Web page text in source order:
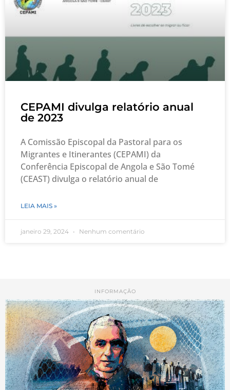
CEPAMI divulga relatório anual
de 2023
A Comissão Episcopal da Pastoral para os
Migrantes e Itinerantes (CEPAMI) da
Conferência Episcopal de Angola e São Tomé
(CEAST) divulga o relatório anual de
LEIA MAIS »
janeiro 29, 2024 Nenhum comentário
INFORMAÇÃO